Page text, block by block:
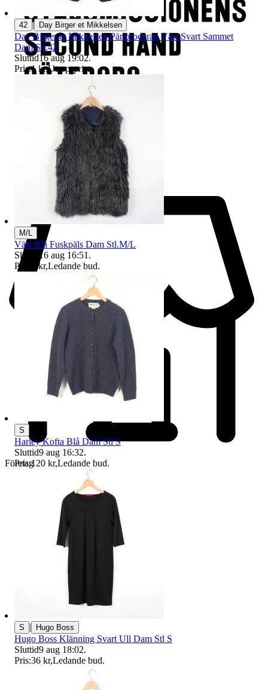
Företag
42 | Day Birger et Mikkelsen
Day Birger et Mikkelsen Pärlbroderad Väst Svart Sammet
Dam Stl.42
Sluttid16 aug 19:02.
Pris:1 kr,Utropspris.
M/L
Väst Blå Fuskpäls Dam Stl.M/L
Sluttid
16 aug 16:51 .
Pris:
1 kr,Ledande bud.
S
Harley Kofta Blå Dam Stl S
Sluttid9 aug 16:32.
Pris:120 kr,Ledande bud.
S | Hugo Boss
Hugo Boss Klänning Svart Ull Dam Stl S
Sluttid9 aug 18:02.
Pris:36 kr,Ledande bud.